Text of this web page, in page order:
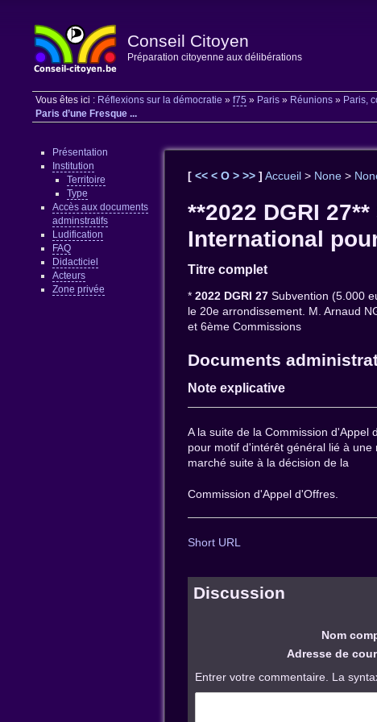
Conseil Citoyen
Préparation citoyenne aux délibérations
Vous êtes ici : Réflexions sur la démocratie »f75 » Paris » Réunions » Paris,
Paris d’une Fresque ...
Présentation
Institution
Territoire
Type
Accès aux documents
adminstratifs
Ludification
FAQ
Didacticiel
Acteurs
Zone privée
[<<<O>>>] Accueil > None >
**2022 DGRI
International
Titre complet
*2022 DGRI 27 Subvention (5.000
le 20e arrondissement. M. Arnaud
et 6ème Commissions
Documents
Note explicative
A la suite de la Commission
pour motif d'intérêt général lié à
marché suite à la décision de la
Commission d'Appel d'Offres.
Short URL
Discussion
Nom
Adresse de
Entrer votre commentaire. La